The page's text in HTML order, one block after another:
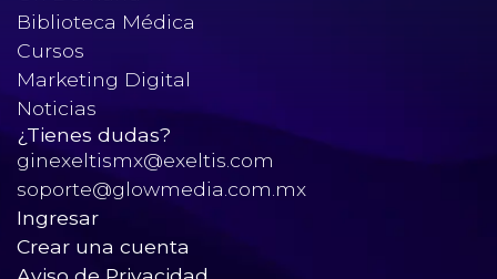
Biblioteca Médica
Cursos
Marketing Digital
Noticias
¿Tienes dudas?
ginexeltismx@exeltis.com
soporte@glowmedia.com.mx
Ingresar
Crear una cuenta